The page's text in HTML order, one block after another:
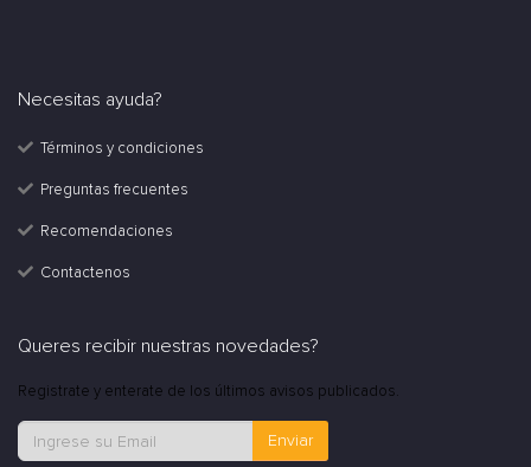
Necesitas ayuda?
Términos y condiciones
Preguntas frecuentes
Recomendaciones
Contactenos
Queres recibir nuestras novedades?
Registrate y enterate de los últimos avisos publicados.
Enviar